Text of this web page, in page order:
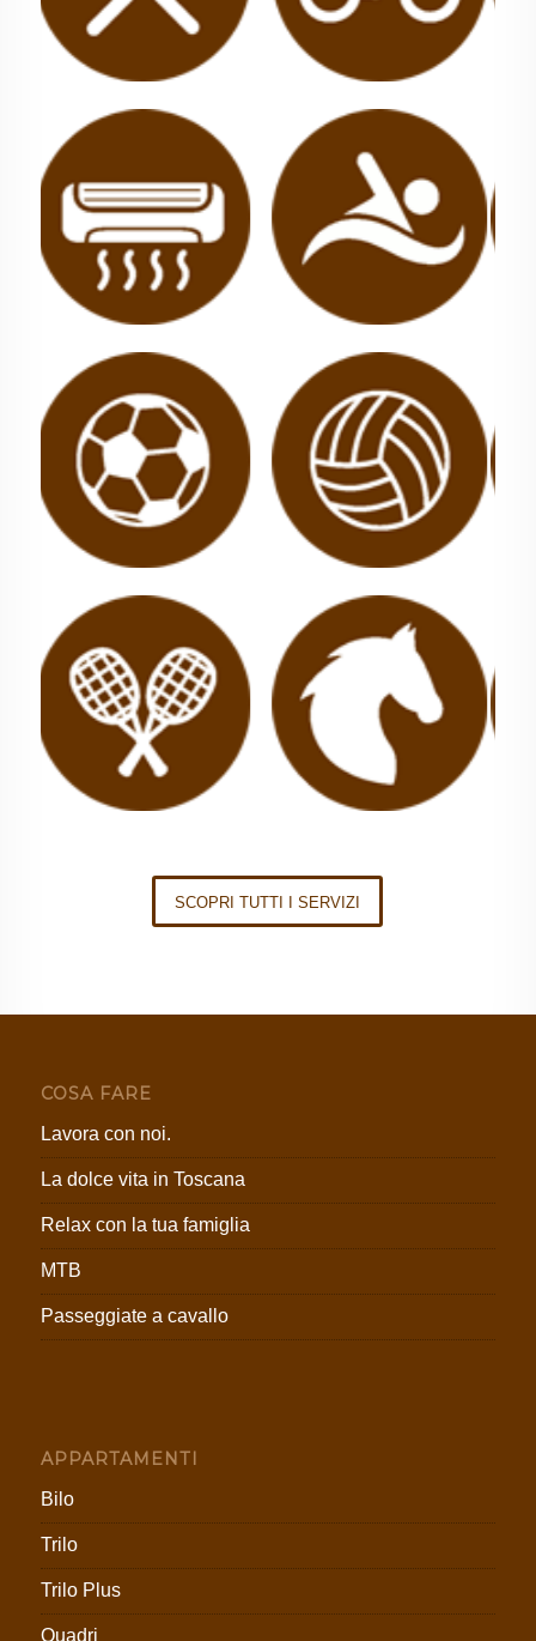
SCOPRI TUTTI I SERVIZI
COSA FARE
Lavora con noi.
La dolce vita in Toscana
Relax con la tua famiglia
MTB
Passeggiate a cavallo
APPARTAMENTI
Bilo
Trilo
Trilo Plus
Quadri